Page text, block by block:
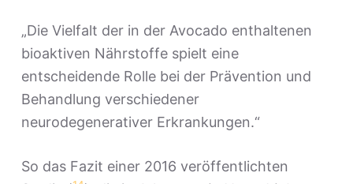
„Die Vielfalt der in der Avocado enthaltenen
bioaktiven Nährstoffe spielt eine
entscheidende Rolle bei der Prävention und
Behandlung verschiedener
neurodegenerativer Erkrankungen.“
So das Fazit einer 2016 veröffentlichten